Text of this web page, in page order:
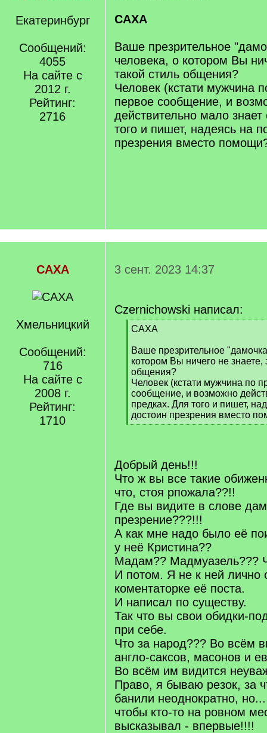
Екатеринбург
Сообщений:
4055
На сайте с
2012 г.
Рейтинг:
2716
САХА
Ваше презрительное
человека, о котором Вы
такой стиль общения?
Человек (кстати мужчина
первое сообщение, и
действительно мало
того и пишет, надеясь на
презрения вместо
САХА
Хмельницкий
Сообщений:
716
На сайте с
2008 г.
Рейтинг:
1710
3 сент. 2023 14:37
Czernichowski написал:
[
]
САХА
Ваше презрительное
котором Вы ничего не знаете,
общения?
Человек (кстати мужчина по
сообщение, и возможно
предках. Для того и пишет,
достоин презрения вместо
[
]
Добрый день!!!
Что ж вы все такие
что, стоя рпожала??!!
Где вы видите в слове
презрение???!!!
А как мне надо было её
у неё Кристина??
Мадам?? Мадмуазель???
И потом. Я не к ней лично
коментаторке её поста.
И написал по существу.
Так что вы свои обидки-
при себе.
Что за народ??? Во всём
англо-саксов, масонов и
Во всём им видится
Право, я бываю резок, за
банили неоднократно, но...
чтобы кто-то на ровном
высказывал - впервые!!!!